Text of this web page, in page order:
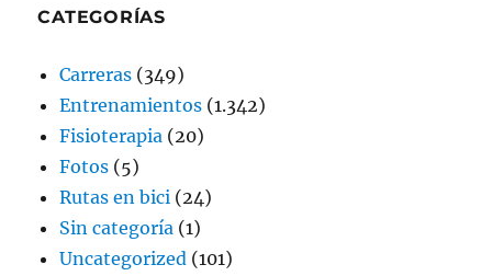
CATEGORÍAS
Carreras (349)
Entrenamientos (1.342)
Fisioterapia (20)
Fotos (5)
Rutas en bici (24)
Sin categoría (1)
Uncategorized (101)